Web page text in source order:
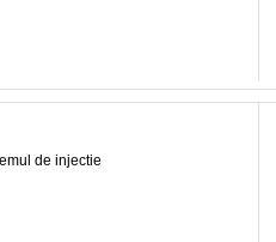
de injectie